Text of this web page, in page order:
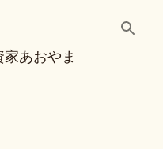
あおやま